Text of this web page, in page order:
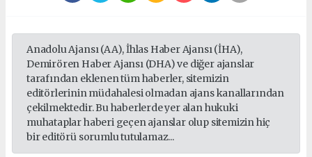
Anadolu Ajansı (AA), İhlas Haber Ajansı (İHA),
Demirören Haber Ajansı (DHA) ve diğer ajanslar
tarafından eklenen tüm haberler, sitemizin
editörlerinin müdahalesi olmadan ajans kanallarından
çekilmektedir. Bu haberlerde yer alan hukuki
muhataplar haberi geçen ajanslar olup sitemizin hiç
bir editörü sorumlu tutulamaz...